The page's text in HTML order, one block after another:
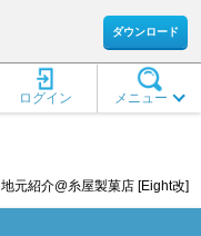
ダウンロード
メニュー
ログイン
地元紹介@糸屋製菓店 [Eight改]